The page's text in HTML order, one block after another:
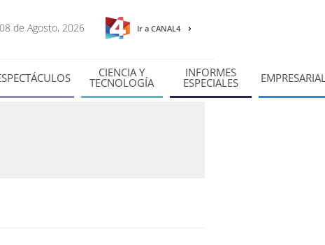
08 de Agosto, 2026 Ir a CANAL4
CIENCIA Y
TECNOLOGÍA
INFORMES
ESPECIALES